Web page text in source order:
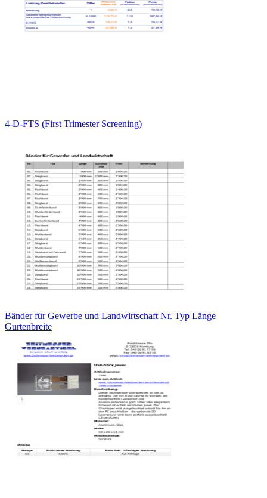
4-D-FTS (First Trimester Screening)
Bänder für Gewerbe und Landwirtschaft Nr. Typ Länge
Gurtenbreite